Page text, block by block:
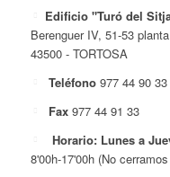
Edificio "Turó del
Berenguer IV, 51-53
43500 - TORTOSA
Teléfono 977 44 90 33
Fax 977 44 91 33
Horario: Lunes a
8'00h-17'00h (No